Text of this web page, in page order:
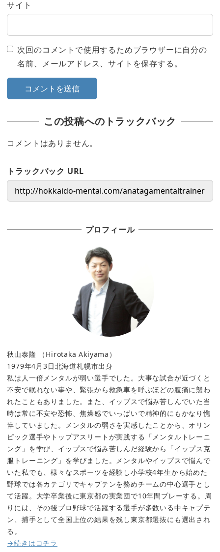
サイト
次回のコメントで使用するためブラウザーに自分の
名前、メールアドレス、サイトを保存する。
この投稿へのトラックバック
コメントはありません。
トラックバック URL
プロフィール
秋山泰隆 （Hirotaka Akiyama）
1979年4月3日北海道札幌市出身
私は人一倍メンタルが弱い選手でした。大事な試合が近づくと
不安で眠れない事や、緊張から救急車を呼ぶほどの腹痛に襲わ
れたこともありました。また、イップスで悩み苦しんでいた当
時は常に不安や恐怖、焦燥感でいっぱいで精神的にもかなり憔
悴していました。メンタルの弱さを実感したことから、オリン
ピック選手やトップアスリートが実践する「メンタルトレーニ
ング」を学び、イップスで悩み苦しんだ経験から「イップス克
服トレーニング」を学びました。メンタルやイップスで悩んで
いた私でも、様々なスポーツを経験し小学校4年生から始めた
野球では各カテゴリでキャプテンを務めチームの中心選手とし
て活躍。大学卒業後に東京都の実業団で10年間プレーする。周
りには、その後プロ野球で活躍する選手が多数いる中キャプテ
ン、捕手として全国上位の結果を残し東京都選抜にも選出され
る。
→続きはコチラ